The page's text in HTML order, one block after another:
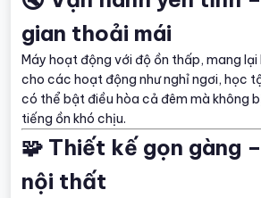
gian thoải mái
Máy hoạt động với độ ồn thấp, mang lại
cho các hoạt động như nghỉ ngơi, học
có thể bật điều hòa cả đêm mà không
tiếng ồn khó chịu.
🧩 Thiết kế gọn gàng
nội thất